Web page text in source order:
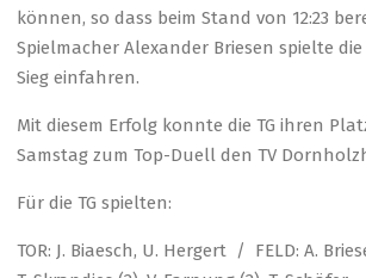
können, so dass beim Stand von 12:23
Spielmacher Alexander Briesen spielte
Sieg einfahren.
Mit diesem Erfolg konnte die TG ihren
Samstag zum Top-Duell den TV
Für die TG spielten:
TOR: J. Biaesch, U. Hergert / FELD: A.